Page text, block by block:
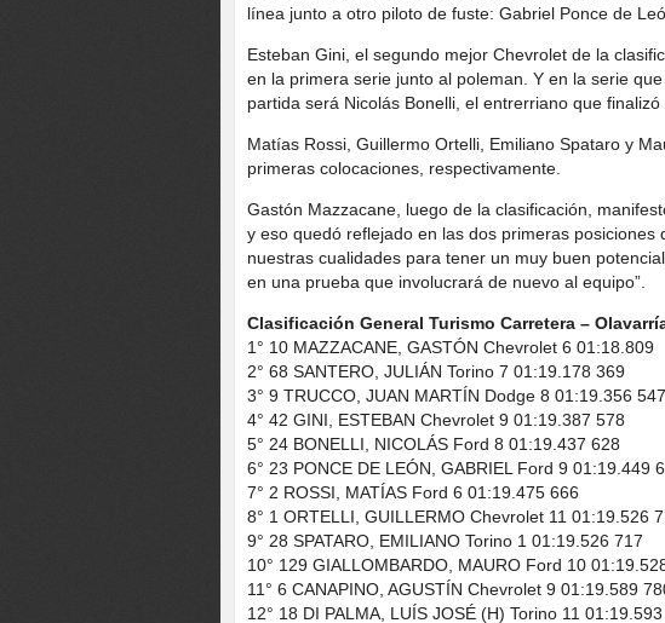
línea junto a otro piloto de fuste: Gabriel Ponce de
Esteban Gini, el segundo mejor Chevrolet de la
en la primera serie junto al poleman. Y en la serie
partida será Nicolás Bonelli, el entrerriano que
Matías Rossi, Guillermo Ortelli, Emiliano Spataro y
primeras colocaciones, respectivamente.
Gastón Mazzacane, luego de la clasificación,
y eso quedó reflejado en las dos primeras
nuestras cualidades para tener un muy buen
en una prueba que involucrará de nuevo al equipo”.
Clasificación General Turismo Carretera –
1° 10 MAZZACANE, GASTÓN Chevrolet 6 01:18.809
2° 68 SANTERO, JULIÁN Torino 7 01:19.178 369
3° 9 TRUCCO, JUAN MARTÍN Dodge 8 01:19.356 547
4° 42 GINI, ESTEBAN Chevrolet 9 01:19.387 578
5° 24 BONELLI, NICOLÁS Ford 8 01:19.437 628
6° 23 PONCE DE LEÓN, GABRIEL Ford 9 01:19.449
7° 2 ROSSI, MATÍAS Ford 6 01:19.475 666
8° 1 ORTELLI, GUILLERMO Chevrolet 11 01:19.526
9° 28 SPATARO, EMILIANO Torino 1 01:19.526 717
10° 129 GIALLOMBARDO, MAURO Ford 10
11° 6 CANAPINO, AGUSTÍN Chevrolet 9 01:19.589
12° 18 DI PALMA, LUÍS JOSÉ (H) Torino 11